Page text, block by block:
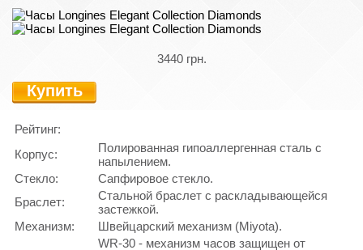
3440 грн.
Купить
Рейтинг:
Корпус:
Полированная гипоаллергенная сталь с
напылением.
Стекло:
Сапфировое стекло.
Браслет:
Стальной браслет с раскладывающейся
застежкой.
Механизм:
Швейцарский механизм (Miyota).
WR-30 - механизм часов защищен от